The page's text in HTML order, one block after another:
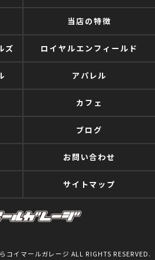
当店の特徴
ズ ロイヤルエンフィールド
アパレル
カフェ
ブログ
お問い合わせ
サイトマップ
イマールガレージ ALL RIGHTS RESERVED.